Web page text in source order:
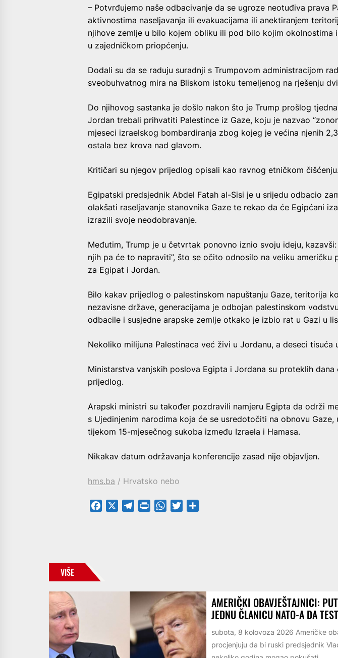
– Potvrđujemo naše odbacivanje da se ugroze neotuđiva prava
aktivnostima naseljavanja ili evakuacijama ili anektiranjem
njihove zemlje u bilo kojem obliku ili pod bilo kojim okolnostima
u zajedničkom priopćenju.
Dodali su da se raduju suradnji s Trumpovom administracijom
sveobuhvatnog mira na Bliskom istoku temeljenog na rješenju
Do njihovog sastanka je došlo nakon što je Trump prošlog
Jordan trebali prihvatiti Palestince iz Gaze, koju je nazvao
mjeseci izraelskog bombardiranja zbog kojeg je većina njenih
ostala bez krova nad glavom.
Kritičari su njegov prijedlog opisali kao ravnog etničkom
Egipatski predsjednik Abdel Fatah al-Sisi je u srijedu odbacio
olakšati raseljavanje stanovnika Gaze te rekao da će Egipćani
izrazili svoje neodobravanje.
Međutim, Trump je u četvrtak ponovno iznio svoju ideju,
njih pa će to napraviti”, što se očito odnosilo na veliku američku
za Egipat i Jordan.
Bilo kakav prijedlog o palestinskom napuštanju Gaze, teritorija
nezavisne države, generacijama je odbojan palestinskom
odbacile i susjedne arapske zemlje otkako je izbio rat u Gazi u
Nekoliko milijuna Palestinaca već živi u Jordanu, a deseci tisuća
Ministarstva vanjskih poslova Egipta i Jordana su proteklih dana
prijedlog.
Arapski ministri su također pozdravili namjeru Egipta da održi
s Ujedinjenim narodima koja će se usredotočiti na obnovu Gaze,
tijekom 15-mjesečnog sukoba između Izraela i Hamasa.
Nikakav datum održavanja konferencije zasad nije objavljen.
hms.ba / Hrvatsko nebo
FacebookTelegramPrintFriendly
WhatsApp
Twitter
VIŠE
AMERIČKI OBAVJEŠTAJNICI:
JEDNU ČLANICU NATO-A DA
subota, 8 kolovoza 2026 Američke
procjenjuju da bi ruski predsjednik